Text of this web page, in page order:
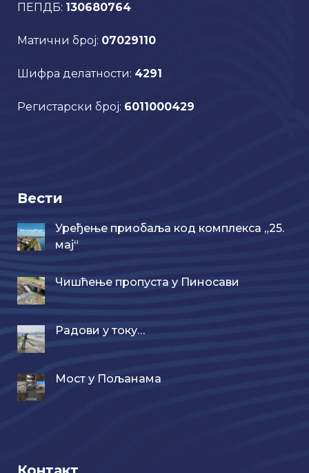
ПЕПДБ: 130680764
Матични број: 07029110
Шифра делатности: 4291
Регистарски број: 6011000429
Вести
Уређење приобаља код комплекса „25.
мај“
Чишћење пропуста у Пиносави
Радови у току…
Мост у Пољанама